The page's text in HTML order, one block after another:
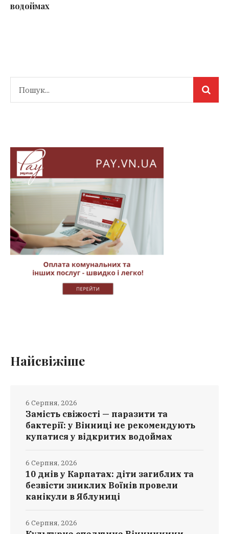
водоймах
Найсвіжіше
Замість свіжості — паразити та
бактерії: у Вінниці не рекомендують
купатися у відкритих водоймах
6 Серпня, 2026
10 днів у Карпатах: діти загиблих та
безвісти зниклих Воїнів провели
канікули в Яблуниці
6 Серпня, 2026
6 Серпня, 2026